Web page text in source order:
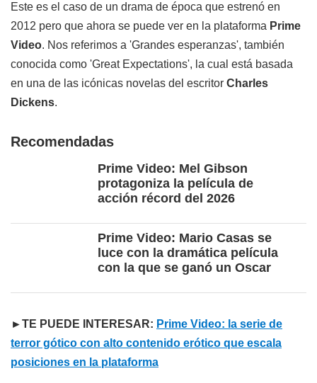
Este es el caso de un drama de época que estrenó en
2012 pero que ahora se puede ver en la plataforma Prime
Video. Nos referimos a 'Grandes esperanzas', también
conocida como 'Great Expectations', la cual está basada
en una de las icónicas novelas del escritor Charles
Dickens.
Recomendadas
Prime Video: Mel Gibson
protagoniza la película de
acción récord del 2026
Prime Video: Mario Casas se
luce con la dramática película
con la que se ganó un Oscar
►TE PUEDE INTERESAR: Prime Video: la serie de
terror gótico con alto contenido erótico que escala
posiciones en la plataforma